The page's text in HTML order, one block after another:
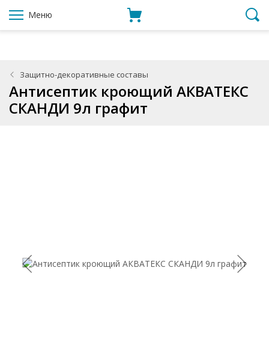
Меню
Защитно-декоративные составы
Антисептик кроющий АКВАТЕКС
СКАНДИ 9л графит